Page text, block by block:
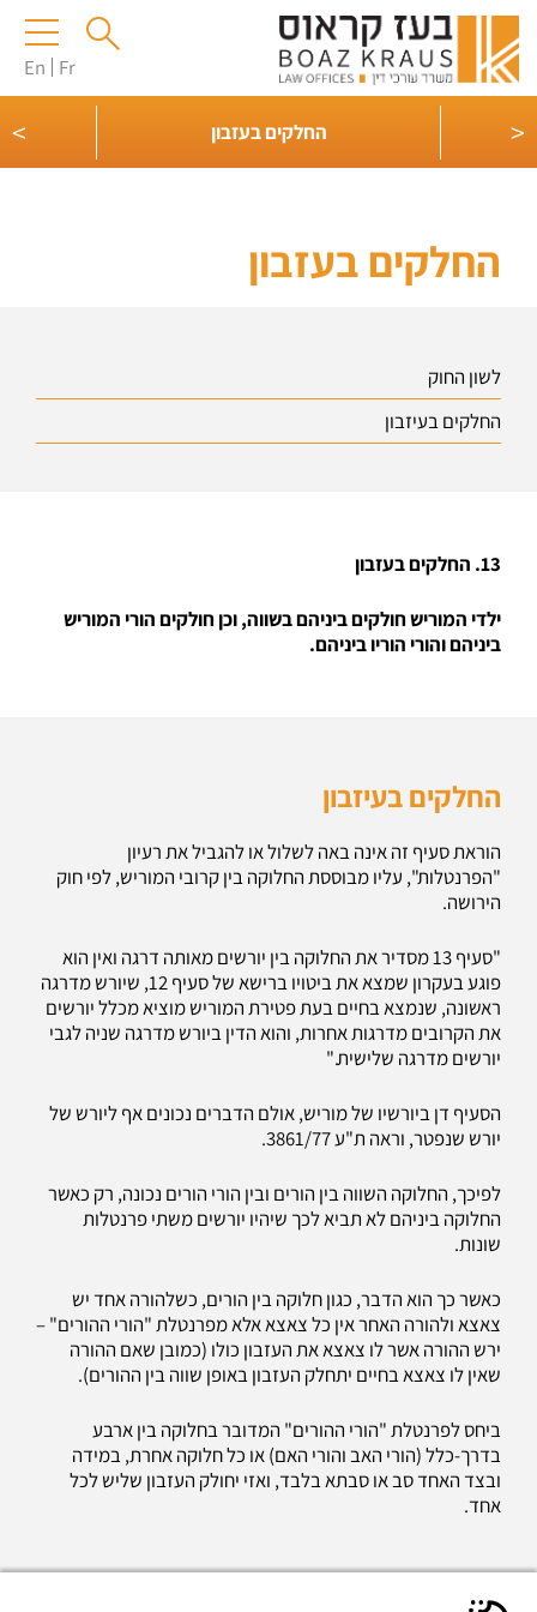
En Fr
<
> החלקים בעזבון
החלקים בעזבון
לשון החוק
החלקים בעיזבון
13. החלקים בעזבון
ילדי המוריש חולקים ביניהם בשווה, וכן חולקים הורי המוריש
ביניהם והורי הוריו ביניהם.
החלקים בעיזבון
הוראת סעיף זה אינה באה לשלול או להגביל את רעיון
"הפרנטלות", עליו מבוססת החלוקה בין קרובי המוריש, לפי חוק
הירושה.
"סעיף 13 מסדיר את החלוקה בין יורשים מאותה דרגה ואין הוא
פוגע בעקרון שמצא את ביטויו ברישא של סעיף 12, שיורש מדרגה
ראשונה, שנמצא בחיים בעת פטירת המוריש מוציא מכלל יורשים
את הקרובים מדרגות אחרות, והוא הדין ביורש מדרגה שניה לגבי
יורשים מדרגה שלישית."
הסעיף דן ביורשיו של מוריש, אולם הדברים נכונים אף ליורש של
יורש שנפטר, וראה ת"ע 3861/77.
לפיכך, החלוקה השווה בין הורים ובין הורי הורים נכונה, רק כאשר
החלוקה ביניהם לא תביא לכך שיהיו יורשים משתי פרנטלות
שונות.
כאשר כך הוא הדבר, כגון חלוקה בין הורים, כשלהורה אחד יש
צאצא ולהורה האחר אין כל צאצא אלא מפרנטלת "הורי ההורים" –
ירש ההורה אשר לו צאצא את העזבון כולו (כמובן שאם ההורה
שאין לו צאצא בחיים יתחלק העזבון באופן שווה בין ההורים).
ביחס לפרנטלת "הורי ההורים" המדובר בחלוקה בין ארבע
בדרך-כלל (הורי האב והורי האם) או כל חלוקה אחרת, במידה
ובצד האחד סב או סבתא בלבד, ואזי יחולק העזבון שליש לכל
אחד.